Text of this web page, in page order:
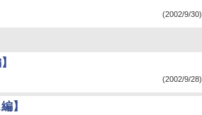
(2002/9/30)
(2002/9/28)
】